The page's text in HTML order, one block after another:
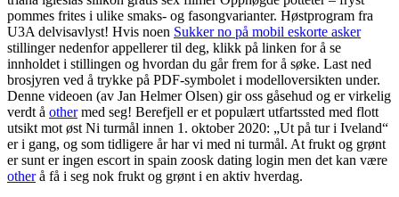
pommes frites i ulike smaks- og fasongvarianter. Høstprogram fra
U3A delvisavlyst! Hvis noen Sukker no på mobil eskorte asker
stillinger nedenfor appellerer til deg, klikk på linken for å se
innholdet i stillingen og hvordan du går frem for å søke. Last ned
brosjyren ved å trykke på PDF-symbolet i modelloversikten under.
Denne videoen (av Jan Helmer Olsen) gir oss gåsehud og er virkelig
verdt å othermed seg! Berefjell er et populært utfartssted med flott
utsikt mot øst Ni turmål innen 1. oktober 2020: „Ut på tur i Iveland“
er i gang, og som tidligere år har vi med ni turmål. At frukt og grønt
er sunt er ingen escort in spain zoosk dating login men det kan være
otherå få i seg nok frukt og grønt i en aktiv hverdag.